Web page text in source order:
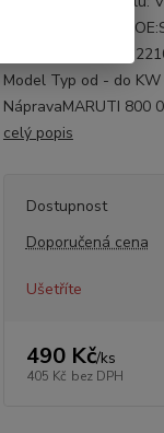
Číslo dílu: SZC505
78412 SUZUKI
Model Typ od - do
NápravaMARUTI 800
celý popis
Dostupnost
Doporučená cena
Ušetříte
490 Kč/ks
405 Kč bez DPH